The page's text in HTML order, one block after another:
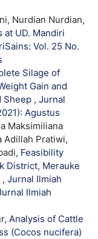
Nurdian Nurdian,
at UD. Mandiri
Vol. 25 No.
Silage of
Gain and
Sheep , Jurnal
Agustus
Maksimiliana
Adillah Pratiwi,
Feasibility
District, Merauke
, Jurnal Ilmiah
Ilmiah
Analysis of Cattle
(Cocos nucifera)